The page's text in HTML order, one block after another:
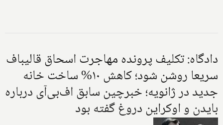
دادگاه: تکلیف پرونده مهاجرت اسحاق قالیباف
سریعا روشن شود؛ کاهش ۱۰% ساخت خانه
جدید در ژانویه؛ خبرچین سابق اف‌بی‌آی درباره
بایدن و اوکراین دروغ گفته بود